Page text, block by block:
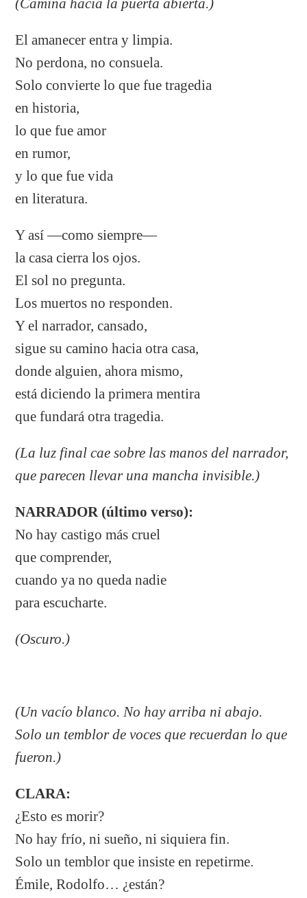
El amanecer entra y limpia.
No perdona, no consuela.
Solo convierte lo que fue tragedia
en historia,
lo que fue amor
en rumor,
y lo que fue vida
en literatura.
Y así —como siempre—
la casa cierra los ojos.
El sol no pregunta.
Los muertos no responden.
Y el narrador, cansado,
sigue su camino hacia otra casa,
donde alguien, ahora mismo,
está diciendo la primera mentira
que fundará otra tragedia.
(La luz final cae sobre las manos del narrador,
que parecen llevar una mancha invisible.)
NARRADOR (último verso):
No hay castigo más cruel
que comprender,
cuando ya no queda nadie
para escucharte.
(Oscuro.)
(Un vacío blanco. No hay arriba ni abajo.
Solo un temblor de voces que recuerdan lo que
fueron.)
CLARA:
¿Esto es morir?
No hay frío, ni sueño, ni siquiera fin.
Solo un temblor que insiste en repetirme.
Émile, Rodolfo… ¿están?